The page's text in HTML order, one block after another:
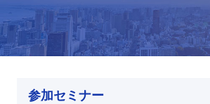
参加セミナー